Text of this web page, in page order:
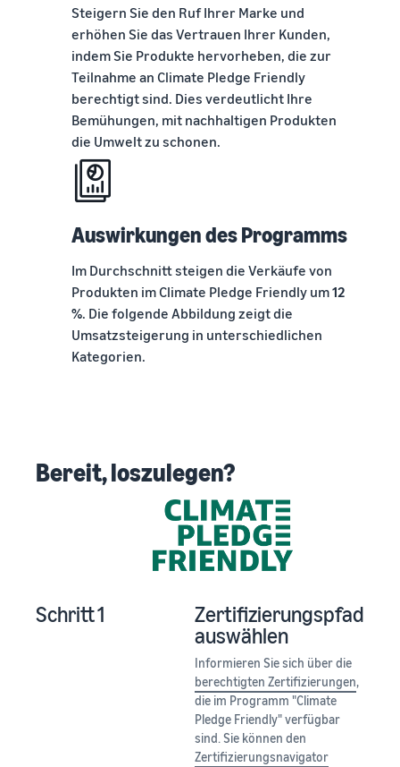
verkauft
Erweitern Sie Ihre T-Shirt-
Steigern Sie den Ruf Ihrer Marke und
erhöhen Sie das Vertrauen Ihrer Kunden,
indem Sie Produkte hervorheben, die zur
Teilnahme an Climate Pledge Friendly
berechtigt sind. Dies verdeutlicht Ihre
Bemühungen, mit nachhaltigen Produkten
die Umwelt zu schonen.
Auswirkungen des Programms
Im Durchschnitt steigen die Verkäufe von
Produkten im Climate Pledge Friendly um12
%. Die folgende Abbildung zeigt die
Umsatzsteigerung in unterschiedlichen
Kategorien.
Bereit, loszulegen?
Schritt 1
Zertifizierungspfad
auswählen
Informieren Sie sich über die
berechtigten Zertifizierungen,
die im Programm "Climate
Pledge Friendly" verfügbar
sind. Sie können den
Zertifizierungsnavigator